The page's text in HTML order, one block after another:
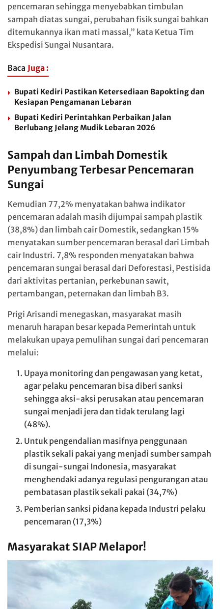
pencemaran sehingga menyebabkan timbulan
sampah diatas sungai, perubahan fisik sungai bahkan
ditemukannya ikan mati massal,” kata Ketua Tim
Ekspedisi Sungai Nusantara.
Baca Juga :
Bupati Kediri Pastikan Ketersediaan Bapokting dan
Kesiapan Pengamanan Lebaran
Bupati Kediri Perintahkan Perbaikan Jalan
Berlubang Jelang Mudik Lebaran 2026
Sampah dan Limbah Domestik
Penyumbang Terbesar Pencemaran
Sungai
Kemudian 77,2% menyatakan bahwa indikator
pencemaran adalah masih dijumpai sampah plastik
(38,8%) dan limbah cair Domestik, sedangkan 15%
menyatakan sumber pencemaran berasal dari Limbah
cair Industri. 7,8% responden menyatakan bahwa
pencemaran sungai berasal dari Deforestasi, Pestisida
dari aktivitas pertanian, perkebunan sawit,
pertambangan, peternakan dan limbah B3.
Prigi Arisandi menegaskan, masyarakat masih
menaruh harapan besar kepada Pemerintah untuk
melakukan upaya pemulihan sungai dari pencemaran
melalui:
Upaya monitoring dan pengawasan yang ketat,
agar pelaku pencemaran bisa diberi sanksi
sehingga aksi-aksi perusakan atau pencemaran
sungai menjadi jera dan tidak terulang lagi
(48%).
Untuk pengendalian masifnya penggunaan
plastik sekali pakai yang menjadi sumber sampah
di sungai-sungai Indonesia, masyarakat
menghendaki adanya regulasi pengurangan atau
pembatasan plastik sekali pakai (34,7%)
Pemberian sanksi pidana kepada Industri pelaku
pencemaran (17,3%)
Masyarakat SIAP Melapor!